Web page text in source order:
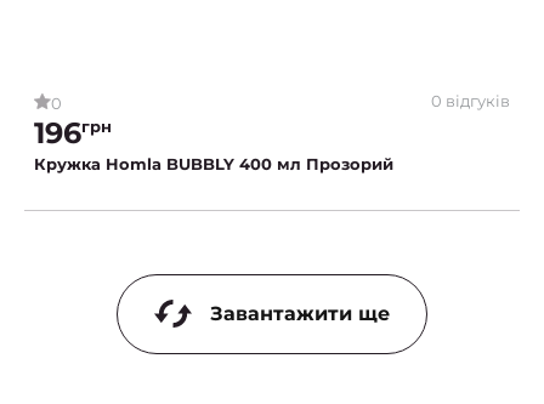
0 0 відгуків
196грн
Кружка Homla BUBBLY 400 мл Прозорий
Завантажити ще